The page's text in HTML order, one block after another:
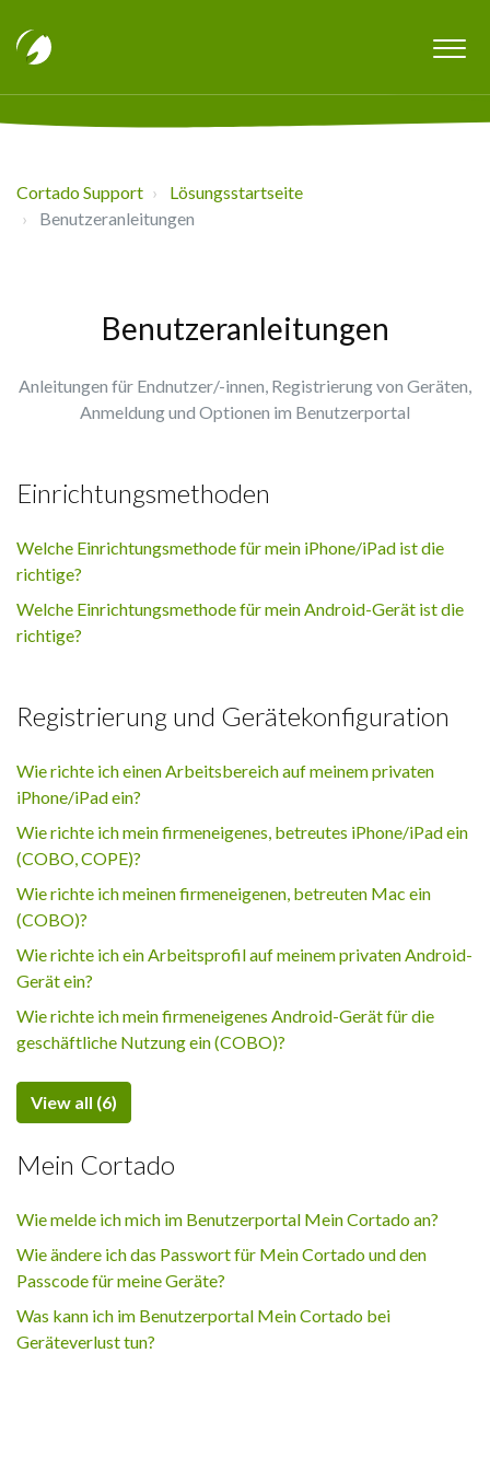
Cortado Support
Lösungsstartseite
Benutzeranleitungen
Benutzeranleitungen
Anleitungen für Endnutzer/-innen, Registrierung von Geräten,
Anmeldung und Optionen im Benutzerportal
Einrichtungsmethoden
Welche Einrichtungsmethode für mein iPhone/iPad ist die
richtige?
Welche Einrichtungsmethode für mein Android-Gerät ist die
richtige?
Registrierung und Gerätekonfiguration
Wie richte ich einen Arbeitsbereich auf meinem privaten
iPhone/iPad ein?
Wie richte ich mein firmeneigenes, betreutes iPhone/iPad ein
(COBO, COPE)?
Wie richte ich meinen firmeneigenen, betreuten Mac ein
(COBO)?
Wie richte ich ein Arbeitsprofil auf meinem privaten Android-
Gerät ein?
Wie richte ich mein firmeneigenes Android-Gerät für die
geschäftliche Nutzung ein (COBO)?
View all (6)
Mein Cortado
Wie melde ich mich im Benutzerportal Mein Cortado an?
Wie ändere ich das Passwort für Mein Cortado und den
Passcode für meine Geräte?
Was kann ich im Benutzerportal Mein Cortado bei
Geräteverlust tun?